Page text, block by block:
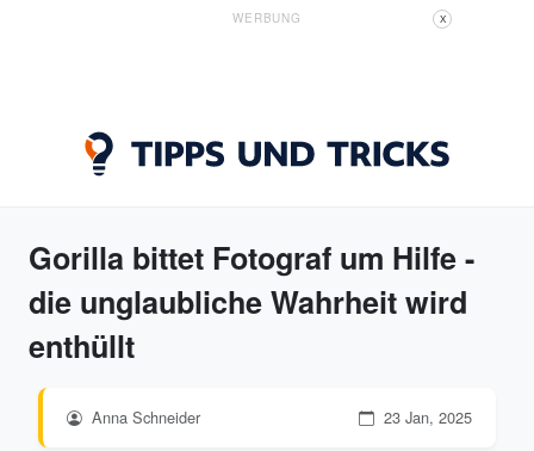
WERBUNG X
Gorilla bittet Fotograf um Hilfe -
die unglaubliche Wahrheit wird
enthüllt
Anna Schneider 23 Jan, 2025